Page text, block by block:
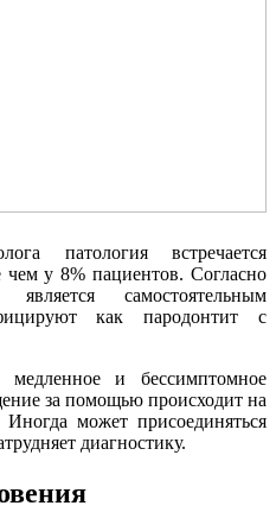
патология встречается
чем у 8% пациентов. Согласно
самостоятельным
как пародонтит с
и бессимптомное
за помощью происходит на
может присоединяться
диагностику.